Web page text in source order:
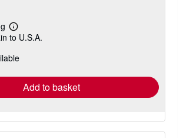
Learn
more
shipping
to U.S.A.
Add to basket